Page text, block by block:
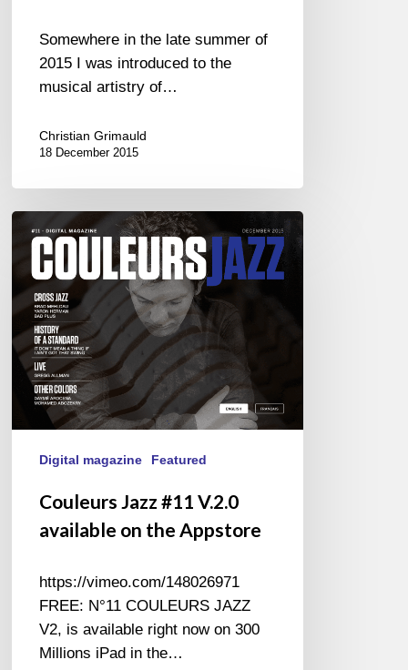
Somewhere in the late summer of
2015 I was introduced to the
musical artistry of…
Christian Grimauld
18 December 2015
Couleurs
Jazz
#11
V.2.0
available
on
the
Appstore
Digital magazine Featured
Couleurs Jazz #11 V.2.0
available on the Appstore
https://vimeo.com/148026971
FREE: N°11 COULEURS JAZZ
V2, is available right now on 300
Millions iPad in the…